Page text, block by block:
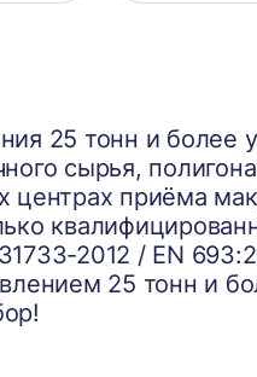
25 тонн и более
сырья,
центрах приёма
2012 / EN
25 тонн и